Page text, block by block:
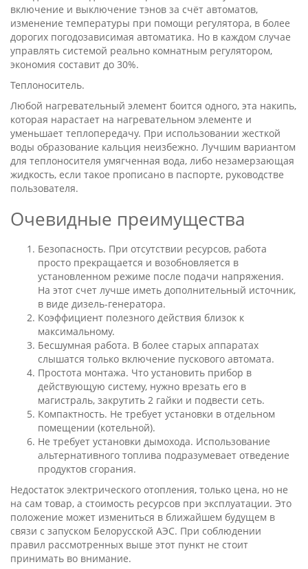
включение и выключение тэнов за счёт автоматов,
изменение температуры при помощи регулятора, в более
дорогих погодозависимая автоматика. Но в каждом случае
управлять системой реально комнатным регулятором,
экономия составит до 30%.
Теплоноситель.
Любой нагревательный элемент боится одного, эта накипь,
которая нарастает на нагревательном элементе и
уменьшает теплопередачу. При использовании жесткой
воды образование кальция неизбежно. Лучшим вариантом
для теплоносителя умягченная вода, либо незамерзающая
жидкость, если такое прописано в паспорте, руководстве
пользователя.
Очевидные преимущества
Безопасность. При отсутствии ресурсов, работа
просто прекращается и возобновляется в
установленном режиме после подачи напряжения.
На этот счет лучше иметь дополнительный источник,
в виде дизель-генератора.
Коэффициент полезного действия близок к
максимальному.
Бесшумная работа. В более старых аппаратах
слышатся только включение пускового автомата.
Простота монтажа. Что установить прибор в
действующую систему, нужно врезать его в
магистраль, закрутить 2 гайки и подвести сеть.
Компактность. Не требует установки в отдельном
помещении (котельной).
Не требует установки дымохода. Использование
альтернативного топлива подразумевает отведение
продуктов сгорания.
Недостаток электрического отопления, только цена, но не
на сам товар, а стоимость ресурсов при эксплуатации. Это
положение может измениться в ближайшем будущем в
связи с запуском Белорусской АЭС. При соблюдении
правил рассмотренных выше этот пункт не стоит
принимать во внимание.